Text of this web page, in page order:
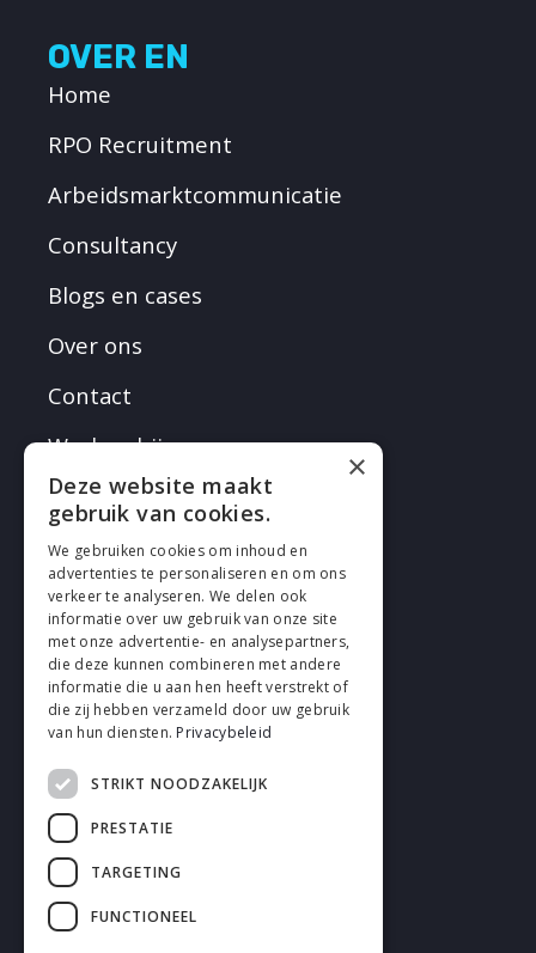
OVER EN
Home
RPO Recruitment
Arbeidsmarktcommunicatie
Consultancy
Blogs en cases
Over ons
Contact
Werken bij
VOLG EN
Cookies
Privacy
Disclaimer
Algemene voorwaarden
×
Deze website maakt
gebruik van cookies.
We gebruiken cookies om inhoud en
advertenties te personaliseren en om ons
verkeer te analyseren. We delen ook
informatie over uw gebruik van onze site
met onze advertentie- en analysepartners,
die deze kunnen combineren met andere
informatie die u aan hen heeft verstrekt of
die zij hebben verzameld door uw gebruik
van hun diensten. Privacybeleid
STRIKT NOODZAKELIJK
PRESTATIE
TARGETING
FUNCTIONEEL